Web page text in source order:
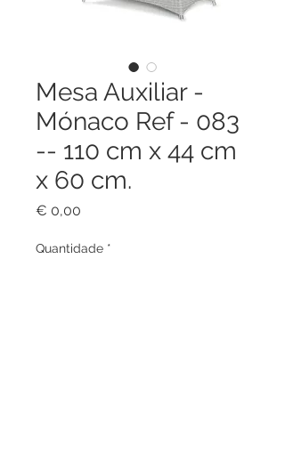
Mesa Auxiliar -
Mónaco Ref - 083
-- 110 cm x 44 cm
x 60 cm.
€ 0,00
Quantidade *